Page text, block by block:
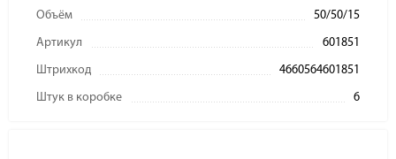
Объём 50/50/15
Артикул 601851
Штрихкод 4660564601851
Штук в коробке 6